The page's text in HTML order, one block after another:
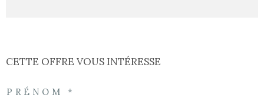
CETTE OFFRE VOUS INTÉRESSE
PRÉNOM *